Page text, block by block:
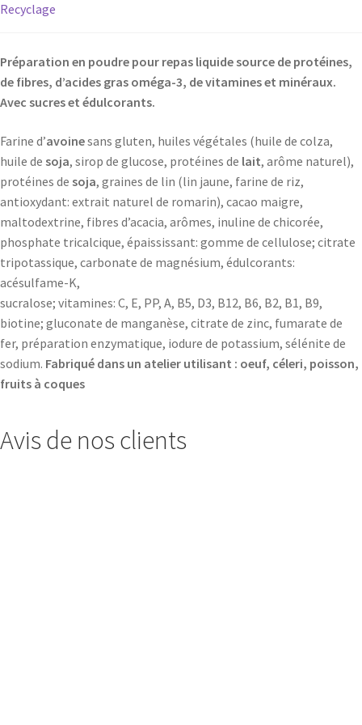
Recyclage
Préparation en poudre pour repas liquide source de protéines,
de fibres, d’acides gras oméga-3, de vitamines et minéraux.
Avec sucres et édulcorants.
Farine d’avoinesans gluten, huiles végétales (huile de colza,
huile de soja, sirop de glucose, protéines de lait, arôme naturel),
protéines de soja, graines de lin (lin jaune, farine de riz,
antioxydant: extrait naturel de romarin), cacao maigre,
maltodextrine, fibres d’acacia, arômes, inuline de chicorée,
phosphate tricalcique, épaississant: gomme de cellulose; citrate
tripotassique, carbonate de magnésium, édulcorants:
acésulfame-K,
sucralose; vitamines: C, E, PP, A, B5, D3, B12, B6, B2, B1, B9,
biotine; gluconate de manganèse, citrate de zinc, fumarate de
fer, préparation enzymatique, iodure de potassium, sélénite de
sodium. Fabriqué dans un atelier utilisant : oeuf, céleri, poisson,
fruits à coques
Avis de nos clients